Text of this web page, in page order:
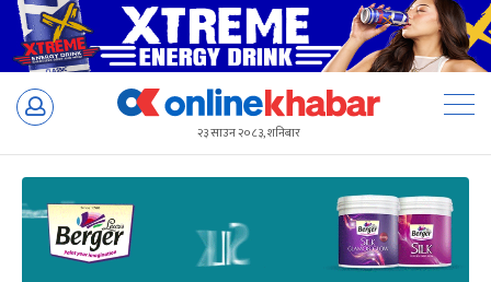
Skip
२३ साउन २०८३, शनिबार